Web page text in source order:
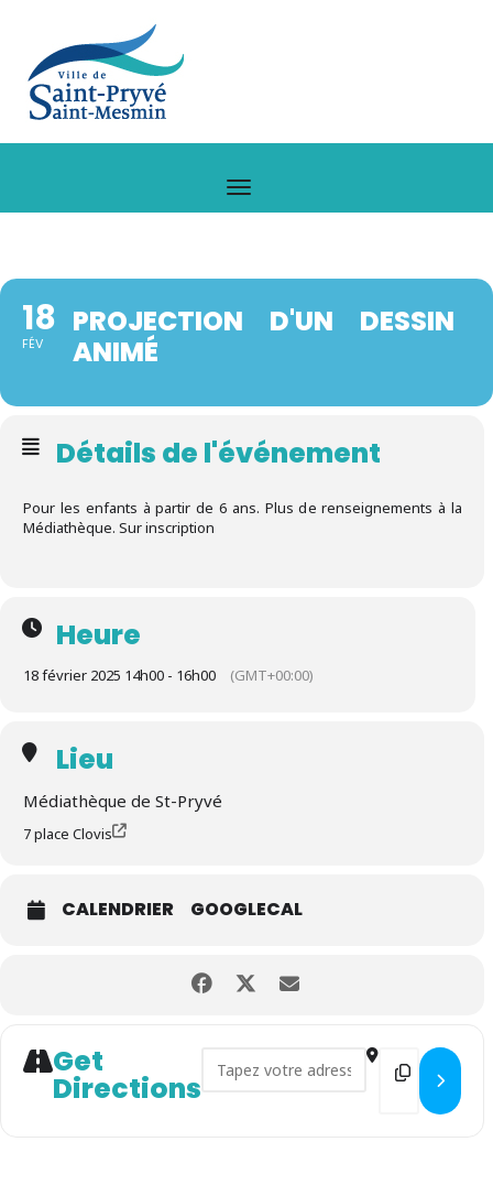
18
FÉV
PROJECTION D'UN DESSIN
ANIMÉ
Détails de l'événement
Pour les enfants à partir de 6 ans. Plus de renseignements à la
Médiathèque. Sur inscription
Heure
18 février 2025 14h00 - 16h00 (GMT+00:00)
Lieu
Médiathèque de St-Pryvé
7 place Clovis
CALENDRIER GOOGLECAL
Get
Directions
Address - Projection d'un